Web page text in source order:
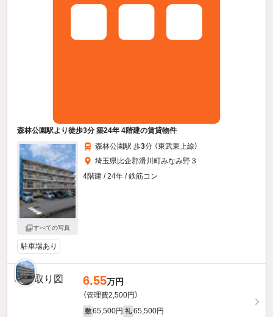
森林公園駅より徒歩3分 築24年 4階建の賃貸物件
すべての写真
森林公園駅 歩3分 （東武東上線）
埼玉県比企郡滑川町みなみ野３
4階建 / 24年 / 鉄筋コン
駐車場あり
6.55万円
（管理費2,500円）
敷 65,500円 礼 65,500円